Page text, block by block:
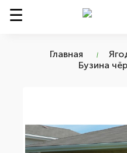
Главная
Бузина